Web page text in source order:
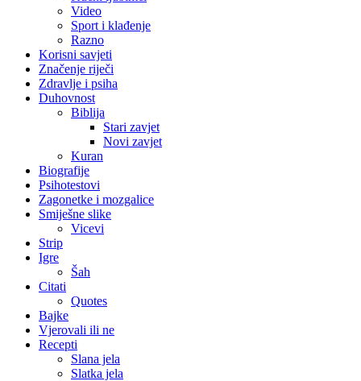
Video
Sport i klađenje
Razno
Korisni savjeti
Značenje riječi
Zdravlje i psiha
Duhovnost
Biblija
Stari zavjet
Novi zavjet
Kuran
Biografije
Psihotestovi
Zagonetke i mozgalice
Smiješne slike
Vicevi
Strip
Igre
Šah
Citati
Quotes
Bajke
Vjerovali ili ne
Recepti
Slana jela
Slatka jela